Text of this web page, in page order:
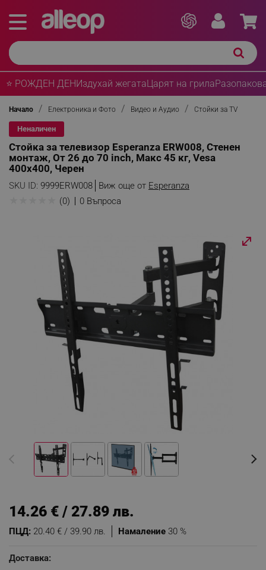
⭐ РОЖДЕН ДЕНИздухай жегатаЦарят на грила
Начало Електроника и Фото Видео и Аудио Стойки за TV
Неналичен
Стойка за телевизор Esperanza ERW008, Стенен
монтаж, От 26 до 70 inch, Макс 45 кг, Vesa
400x400, Черен
SKU ID: 9999ERW008 Виж още от Esperanza
(0) 0 Въпроса
Намаление 30 %
ПЦД: 20.40 € / 39.90 лв.
14.26 € / 27.89 лв.
Доставка: